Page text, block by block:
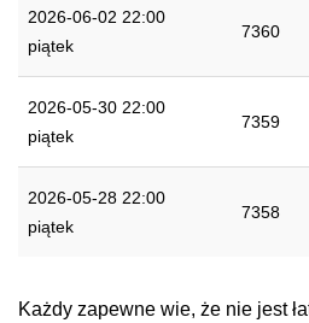
2026-06-02 22:00
piątek
7360
2026-05-30 22:00
piątek
7359
2026-05-28 22:00
piątek
7358
Każdy zapewne wie, że nie jest